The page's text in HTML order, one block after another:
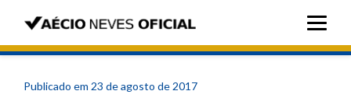
Publicado em 23 de agosto de 2017